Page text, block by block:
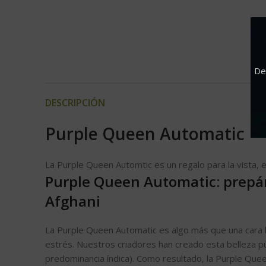
DESCRIPCIÓN
Purple Queen Automatic
La Purple Queen Automtic es un regalo para la
Purple Queen Automatic:
Afghani
La Purple Queen Automatic es algo más que una
estrés. Nuestros criadores han creado esta belleza
predominancia índica). Como resultado, la Purple